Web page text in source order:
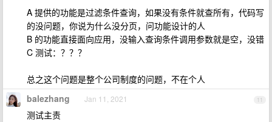
A 提供的功能是过滤条件查询，如果没有条件就查所有，代码写
的没问题，你说为什么没分页，问功能设计的人
B 的功能直接面向应用，没输入查询条件调用参数就是空，没错
C 测试：？？？
总之这个问题是整个公司制度的问题，不在个人
11
balezhang Jan 11, 2021
测试主责